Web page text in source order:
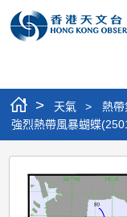
> 天氣 > 熱
強烈熱帶風暴蝴蝶
強
烈